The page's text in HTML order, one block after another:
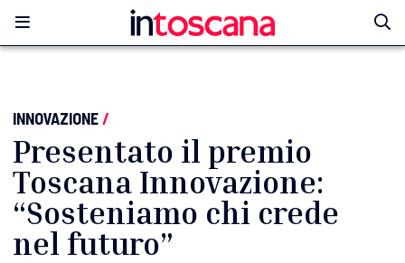
INNOVAZIONE/
Presentato il premio
Toscana Innovazione:
“Sosteniamo chi crede
nel futuro”